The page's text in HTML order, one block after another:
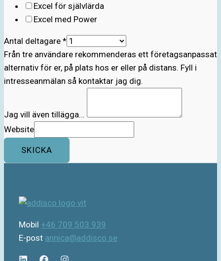
Excel för självlärda
Excel med Power
Antal deltagare *
Från tre användare rekommenderas ett företagsanpassat
alternativ för er, på plats hos er eller på distans. Fyll i
intresseanmälan så kontaktar jag dig.
Jag vill även tillägga...
Website
SKICKA
Mobil +46 709 503 939
E-post annica@addisco.se